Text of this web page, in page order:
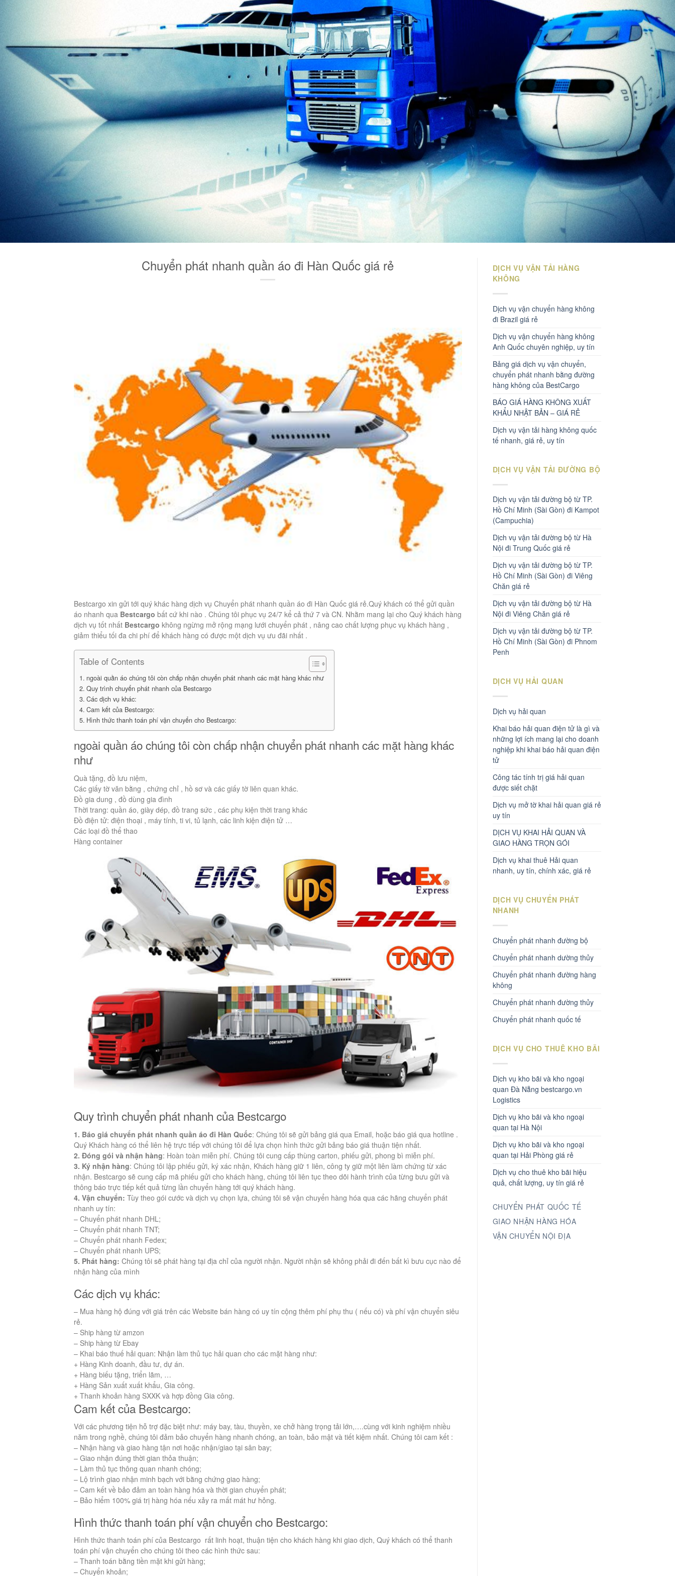
Chuyển phát nhanh quần áo đi Hàn Quốc giá rẻ
Bestcargo xin gửi tới quý khác hàng dịch vụ Chuyển phát nhanh quần áo đi Hàn Quốc giá rẻ.Quý khách có thể gửi quần
áo nhanh qua Bestcargo bất cứ khi nào . Chúng tôi phục vụ 24/7 kể cả thứ 7 và CN. Nhằm mang lại cho Quý khách hàng
dịch vụ tốt nhất Bestcargo không ngừng mở rộng mạng lưới chuyển phát , nâng cao chất lượng phục vụ khách hàng ,
giảm thiểu tối đa chi phí để khách hàng có được một dịch vụ ưu đãi nhất .
Table of Contents
ngoài quần áo chúng tôi còn chấp nhận chuyển phát nhanh các mặt hàng khác như
Quy trình chuyển phát nhanh của Bestcargo
Các dịch vụ khác:
Cam kết của Bestcargo:
Hình thức thanh toán phí vận chuyển cho Bestcargo:
ngoài quần áo chúng tôi còn chấp nhận chuyển phát nhanh các mặt hàng khác
như
Quà tặng, đồ lưu niệm,
Các giấy tờ văn bằng , chứng chỉ , hồ sơ và các giấy tờ liên quan khác.
Đồ gia dung , đồ dùng gia đình
Thời trang: quần áo, giày dép, đồ trang sức , các phụ kiện thời trang khác
Đồ điện tử: điện thoại , máy tính, ti vi, tủ lạnh, các linh kiện điện tử …
Các loại đồ thể thao
Hàng container
Quy trình chuyển phát nhanh của Bestcargo
1. Báo giá chuyển phát nhanh quần áo đi Hàn Quốc: Chúng tôi sẽ gửi bảng giá qua Email, hoặc báo giá qua hotline .
Quý Khách hàng có thể liên hệ trực tiếp với chúng tôi để lựa chọn hình thức gửi bảng báo giá thuận tiện nhất.
2. Đóng gói và nhận hàng: Hoàn toàn miễn phí. Chúng tôi cung cấp thùng carton, phiếu gửi, phong bì miễn phí.
3. Ký nhận hàng: Chúng tôi lập phiếu gửi, ký xác nhận, Khách hàng giữ 1 liên, công ty giữ một liên làm chứng từ xác
nhận. Bestcargo sẽ cung cấp mã phiếu gửi cho khách hàng, chúng tôi liên tục theo dõi hành trình của từng bưu gửi và
thông báo trực tiếp kết quả từng lần chuyển hàng tới quý khách hàng.
4. Vận chuyển: Tùy theo gói cước và dịch vụ chọn lựa, chúng tôi sẽ vận chuyển hàng hóa qua các hãng chuyển phát
nhanh uy tín:
– Chuyển phát nhanh DHL;
– Chuyển phát nhanh TNT;
– Chuyển phát nhanh Fedex;
– Chuyển phát nhanh UPS;
5. Phát hàng: Chúng tôi sẽ phát hàng tại địa chỉ của người nhận. Người nhận sẽ không phải đi đến bất kì bưu cục nào để
nhận hàng của mình
Các dịch vụ khác:
– Mua hàng hộ đúng với giá trên các Website bán hàng có uy tín cộng thêm phí phụ thu ( nếu có) và phí vận chuyển siêu
rẻ.
– Ship hàng từ amzon
– Ship hàng từ Ebay
– Khai báo thuế hải quan: Nhận làm thủ tục hải quan cho các mặt hàng như:
+ Hàng Kinh doanh, đầu tư, dự án.
+ Hàng biếu tặng, triển lãm, …
+ Hàng Sản xuất xuất khẩu, Gia công.
+ Thanh khoản hàng SXXK và hợp đồng Gia công.
Cam kết của Bestcargo:
Với các phương tiện hỗ trợ đặc biệt như: máy bay, tàu, thuyền, xe chở hàng trọng tải lớn,….cùng với kinh nghiệm nhiều
năm trong nghề, chúng tôi đảm bảo chuyển hàng nhanh chóng, an toàn, bảo mật và tiết kiệm nhất. Chúng tôi cam kết :
– Nhận hàng và giao hàng tận nơi hoặc nhận/giao tại sân bay;
– Giao nhận đúng thời gian thỏa thuận;
– Làm thủ tục thông quan nhanh chóng;
– Lộ trình giao nhận minh bạch với bằng chứng giao hàng;
– Cam kết về bảo đảm an toàn hàng hóa và thời gian chuyển phát;
– Bảo hiểm 100% giá trị hàng hóa nếu xảy ra mất mát hư hỏng.
Hình thức thanh toán phí vận chuyển cho Bestcargo:
Hình thức thanh toán phí của Bestcargo rất linh hoạt, thuận tiện cho khách hàng khi giao dịch, Quý khách có thể thanh
toán phí vận chuyển cho chúng tôi theo các hình thức sau:
– Thanh toán bằng tiền mặt khi gửi hàng;
– Chuyển khoản;
DỊCH VỤ VẬN TẢI HÀNG
KHÔNG
Dịch vụ vận chuyển hàng không
đi Brazil giá rẻ
Dịch vụ vận chuyển hàng không
Anh Quốc chuyên nghiệp, uy tín
Bảng giá dịch vụ vận chuyển,
chuyển phát nhanh bằng đường
hàng không của BestCargo
BÁO GIÁ HÀNG KHÔNG XUẤT
KHẨU NHẬT BẢN – GIÁ RẺ
Dịch vụ vận tải hàng không quốc
tế nhanh, giá rẻ, uy tín
DỊCH VỤ VẬN TẢI ĐƯỜNG BỘ
Dịch vụ vận tải đường bộ từ TP.
Hồ Chí Minh (Sài Gòn) đi Kampot
(Campuchia)
Dịch vụ vận tải đường bộ từ Hà
Nội đi Trung Quốc giá rẻ
Dịch vụ vận tải đường bộ từ TP.
Hồ Chí Minh (Sài Gòn) đi Viêng
Chăn giá rẻ
Dịch vụ vận tải đường bộ từ Hà
Nội đi Viêng Chăn giá rẻ
Dịch vụ vận tải đường bộ từ TP.
Hồ Chí Minh (Sài Gòn) đi Phnom
Penh
DỊCH VỤ HẢI QUAN
Dịch vụ hải quan
Khai báo hải quan điện tử là gì và
những lợi ích mang lại cho doanh
nghiệp khi khai báo hải quan điện
tử
Công tác tính trị giá hải quan
được siết chặt
Dịch vụ mở tờ khai hải quan giá rẻ
uy tín
DỊCH VỤ KHAI HẢI QUAN VÀ
GIAO HÀNG TRỌN GÓI
Dịch vụ khai thuê Hải quan
nhanh, uy tín, chính xác, giá rẻ
DỊCH VỤ CHUYỂN PHÁT
NHANH
Chuyển phát nhanh đường bộ
Chuyển phát nhanh dường thủy
Chuyển phát nhanh đường hàng
không
Chuyển phát nhanh đường thủy
Chuyển phát nhanh quốc tế
DỊCH VỤ CHO THUÊ KHO BÃI
Dịch vụ kho bãi và kho ngoại
quan Đà Nẵng bestcargo.vn
Logistics
Dịch vụ kho bãi và kho ngoại
quan tại Hà Nội
Dịch vụ kho bãi và kho ngoại
quan tại Hải Phòng giá rẻ
Dịch vụ cho thuê kho bãi hiệu
quả, chất lượng, uy tín giá rẻ
CHUYỂN PHÁT QUỐC TẾ
GIAO NHẬN HÀNG HÓA
VẬN CHUYỂN NỘI ĐỊA